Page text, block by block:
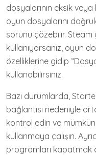
dosyalarının eksik
oyun dosyalarını
sorunu çözebilir.
kullanıyorsanız, oyun
özelliklerine gidip
kullanabilirsiniz.
Bazı durumlarda,
bağlantısı nedeniyle
kontrol edin ve
kullanmaya çalışın.
programları kapatmak